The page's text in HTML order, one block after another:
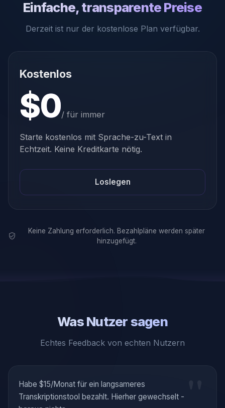
Einfache, transparente Preise
Derzeit ist nur der kostenlose Plan verfügbar.
Kostenlos
$0/ für immer
Starte kostenlos mit Sprache-zu-Text in
Echtzeit. Keine Kreditkarte nötig.
Loslegen
Keine Zahlung erforderlich. Bezahlpläne werden später
hinzugefügt.
Was Nutzer sagen
Echtes Feedback von echten Nutzern
Habe $15/Monat für ein langsameres
Transkriptionstool bezahlt. Hierher gewechselt -